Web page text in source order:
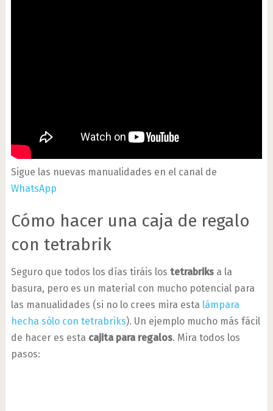
Sigue las nuevas manualidades en el canal de
WhatsApp
Cómo hacer una caja de regalo
con tetrabrik
Seguro que todos los días tiráis los tetrabriksa la
basura, pero es un material con mucho potencial para
las manualidades (si no lo crees mira esta lámpara
hecha sólo con tetrabriks). Un ejemplo mucho más fácil
de hacer es esta cajita para regalos. Mira todos los
pasos: